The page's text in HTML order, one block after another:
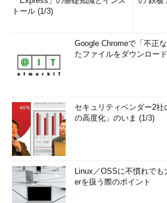
トール (1/3)
Google Chromeで「不正
たファイルをダウンロー
セキュリティベンダー2
の高度化」のいま (1/3)
Linux／OSSに不慣れで
erを扱う際のポイント